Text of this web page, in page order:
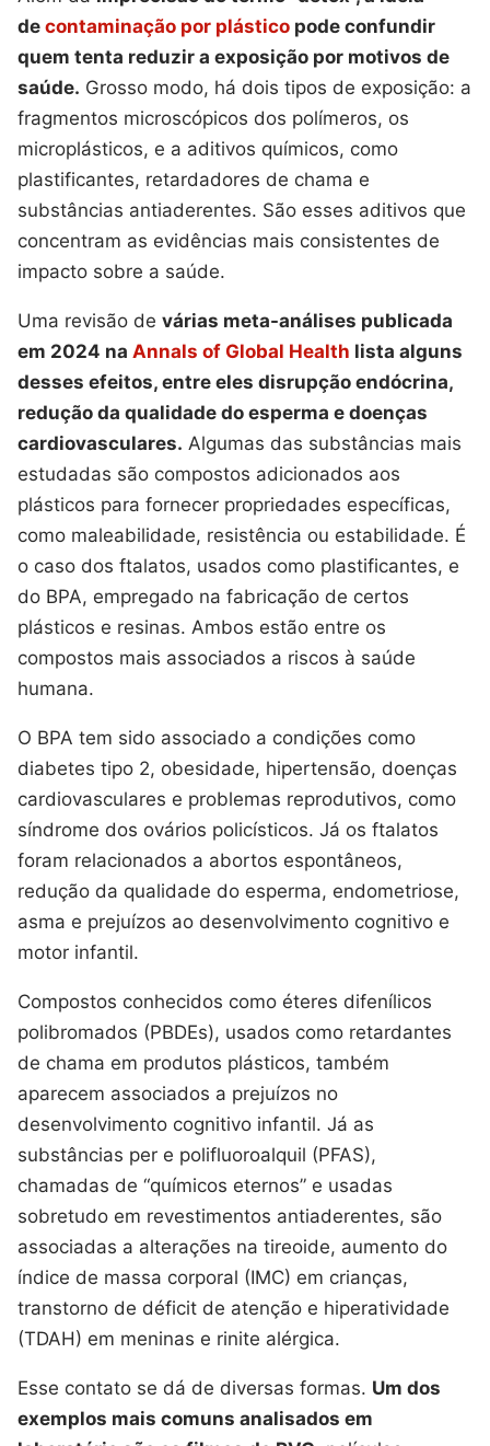
de contaminação por plástico pode confundir
quem tenta reduzir a exposição por motivos de
saúde. Grosso modo, há dois tipos de exposição: a
fragmentos microscópicos dos polímeros, os
microplásticos, e a aditivos químicos, como
plastificantes, retardadores de chama e
substâncias antiaderentes. São esses aditivos que
concentram as evidências mais consistentes de
impacto sobre a saúde.
Uma revisão de várias meta-análises publicada
em 2024 na Annals of Global Health lista alguns
desses efeitos, entre eles disrupção endócrina,
redução da qualidade do esperma e doenças
cardiovasculares. Algumas das substâncias mais
estudadas são compostos adicionados aos
plásticos para fornecer propriedades específicas,
como maleabilidade, resistência ou estabilidade. É
o caso dos ftalatos, usados como plastificantes, e
do BPA, empregado na fabricação de certos
plásticos e resinas. Ambos estão entre os
compostos mais associados a riscos à saúde
humana.
O BPA tem sido associado a condições como
diabetes tipo 2, obesidade, hipertensão, doenças
cardiovasculares e problemas reprodutivos, como
síndrome dos ovários policísticos. Já os ftalatos
foram relacionados a abortos espontâneos,
redução da qualidade do esperma, endometriose,
asma e prejuízos ao desenvolvimento cognitivo e
motor infantil.
Compostos conhecidos como éteres difenílicos
polibromados (PBDEs), usados como retardantes
de chama em produtos plásticos, também
aparecem associados a prejuízos no
desenvolvimento cognitivo infantil. Já as
substâncias per e polifluoroalquil (PFAS),
chamadas de “químicos eternos” e usadas
sobretudo em revestimentos antiaderentes, são
associadas a alterações na tireoide, aumento do
índice de massa corporal (IMC) em crianças,
transtorno de déficit de atenção e hiperatividade
(TDAH) em meninas e rinite alérgica.
Esse contato se dá de diversas formas. Um dos
exemplos mais comuns analisados em